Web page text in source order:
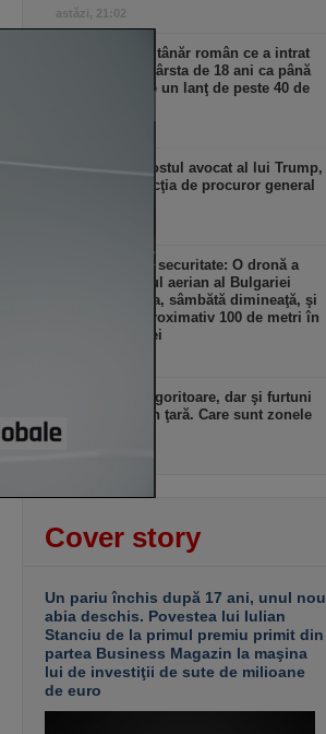
astăzi, 21:02
Cum a reuşit un tânăr român ce a intrat
în afaceri de la vârsta de 18 ani ca până
la 32 să dezvolte un lanţ de peste 40 de
Todd Blanche, fostul avocat al lui Trump,
confirmat în funcţia de procuror general
Incident grav de securitate: O dronă a
pătruns în spaţiul aerian al Bulgariei
dinspre România, sâmbătă dimineaţă, şi
a explodat la aproximativ 100 de metri în
interiorul graniţei
Meteo: Arşiţă dogoritoare, dar şi furtuni
în mare parte din ţară. Care sunt zonele
afectate?
Cover story
Un pariu închis după 17 ani, unul nou
abia deschis. Povestea lui Iulian
Stanciu de la primul premiu primit din
partea Business Magazin la maşina
lui de investiţii de sute de milioane
de euro